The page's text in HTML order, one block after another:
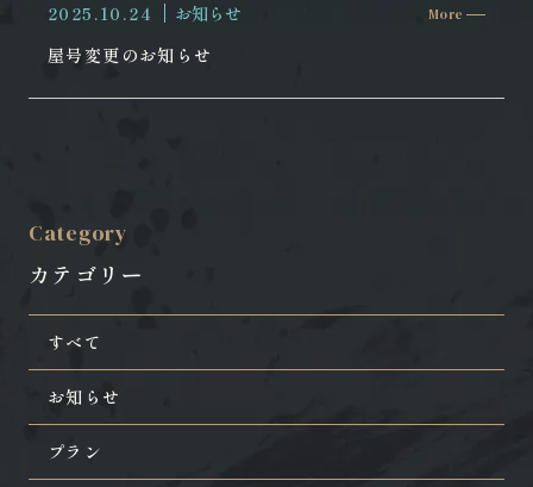
2025.10.24
お知らせ
屋号変更のお知らせ
More
Category
カテゴリー
すべて
お知らせ
プラン